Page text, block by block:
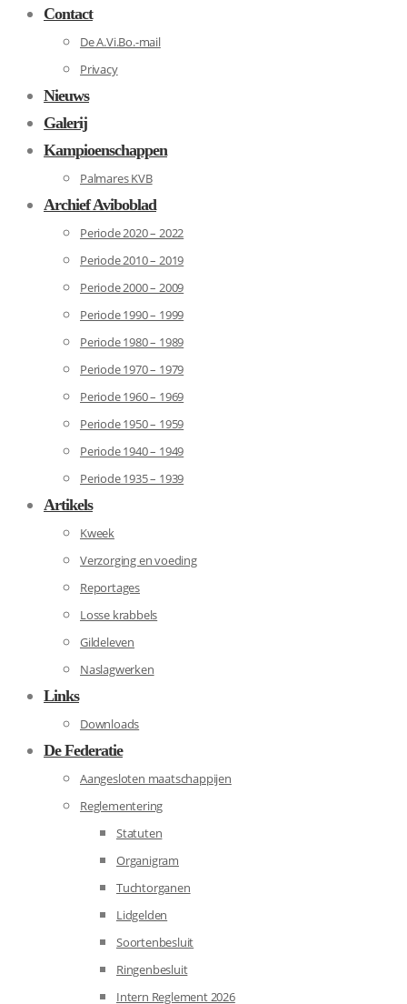
Contact
De A.Vi.Bo.-mail
Privacy
Nieuws
Galerij
Kampioenschappen
Palmares KVB
Archief Aviboblad
Periode 2020 – 2022
Periode 2010 – 2019
Periode 2000 – 2009
Periode 1990 – 1999
Periode 1980 – 1989
Periode 1970 – 1979
Periode 1960 – 1969
Periode 1950 – 1959
Periode 1940 – 1949
Periode 1935 – 1939
Artikels
Kweek
Verzorging en voeding
Reportages
Losse krabbels
Gildeleven
Naslagwerken
Links
Downloads
De Federatie
Aangesloten maatschappijen
Reglementering
Statuten
Organigram
Tuchtorganen
Lidgelden
Soortenbesluit
Ringenbesluit
Intern Reglement 2026